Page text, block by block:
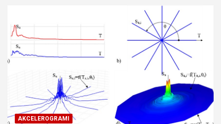
AKCELEROGRAMI